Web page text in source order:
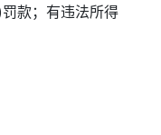
款；有违法所得